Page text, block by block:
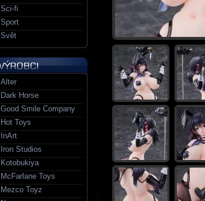
Sci-fi
Sport
Svět
Alter
Dark Horse
Good Smile Company
Hot Toys
InArt
Iron Studios
Kotobukiya
McFarlane Toys
Mezco Toyz